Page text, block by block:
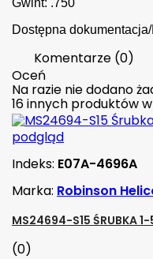
Dostępna
Komentarze (0)
Oceń
Na razie nie dodano
16 innych produktów
podgląd
Indeks: E07A-4696A
Marka: Robinson
MS24694-S15 ŚRUBKA
(0)